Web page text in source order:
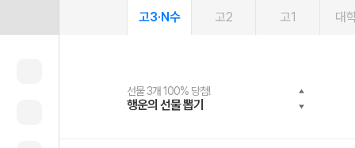
고3·N수 고2 고1 대
선물 3개 100% 당첨!
행운의 선물 뽑기
선물 100% 증정!
메가스터디 X 올리브
여름방학 스터디 캐시백
메가런 썸머스쿨
2027 러셀 단과
강사 공개선발
스마트러닝앱
설문 EVENT
메가패스
3일 무료 체험권
메가패스 수강생 무료혜택!
메가클럽 멤버십
사회공헌 캠페인
희망이룸 메가나눔